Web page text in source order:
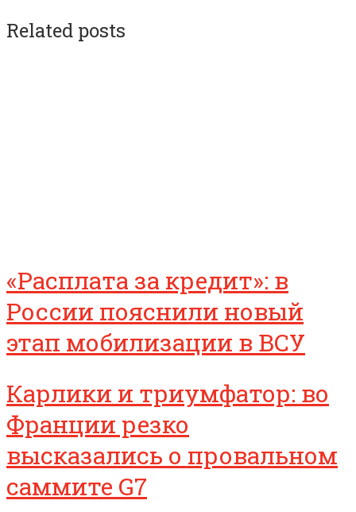
Related posts
«Расплата за кредит»: в
России пояснили новый
этап мобилизации в ВСУ
Карлики и триумфатор: во
Франции резко
высказались о провальном
саммите G7